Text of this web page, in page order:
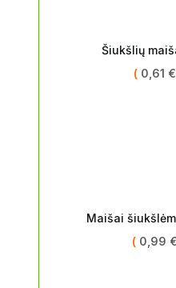
Šiukšlių
( 0,61 €
Maišai
( 0,99 €